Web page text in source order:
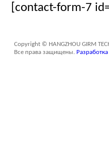
[contact-form-7
Copyright © HANGZHOU GIRM
Все права защищены. Разработка